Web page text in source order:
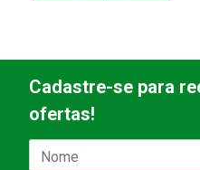
Cadastre-se para
ofertas!